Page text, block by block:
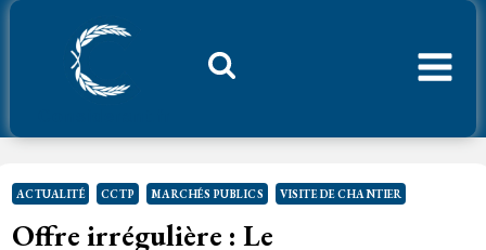
Aller
ACTUALITÉ CCTP MARCHÉS PUBLICS VISITE DE CHANTIER
Offre irrégulière : Le